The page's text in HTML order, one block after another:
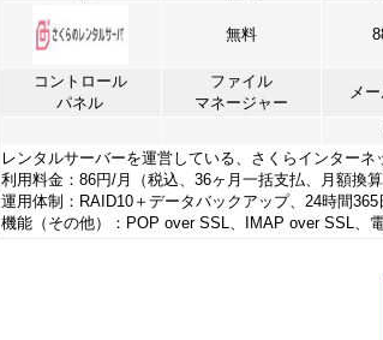
無料
コントロール
パネル
ファイル
マネージャー
メ
レンタルサーバーを運営している、さくらインター
利用料金：86円/月（税込、36ヶ月一括支払、月額換
運用体制：RAID10＋データバックアップ、24時間365
機能（その他）：POP over SSL、IMAP over SSL、